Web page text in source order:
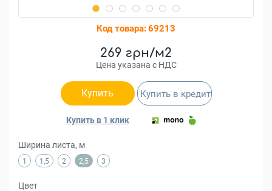
Код товара:69213
269 грн/м2
Цена указана с НДС
Купить
Купить в 1 клик
Купить в кредит
Ширина листа, м
1 1,5 2 2,5 3
Цвет